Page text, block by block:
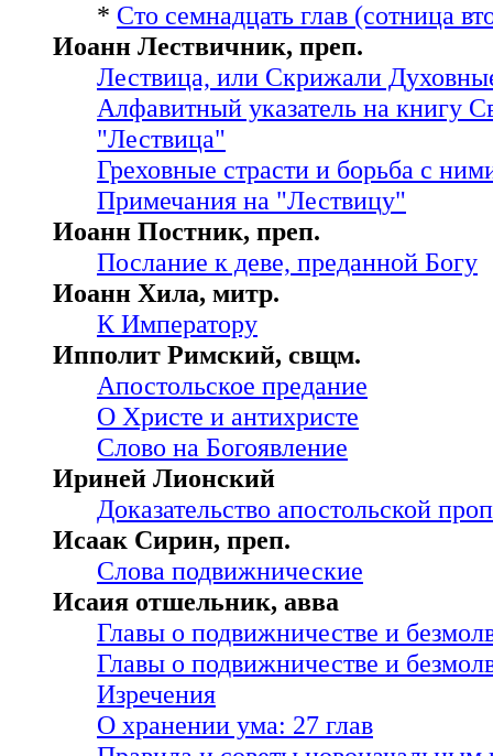
* Сто семнадцать глав (сотница
Иоанн Лествичник, преп.
Лествица, или Скрижали
Алфавитный указатель на книгу
"Лествица"
Греховные страсти и борьба с
Примечания на "Лествицу"
Иоанн Постник, преп.
Послание к деве, преданной Богу
Иоанн Хила, митр.
К Императору
Ипполит Римский, свщм.
Апостольское предание
О Христе и антихристе
Слово на Богоявление
Ириней Лионский
Доказательство апостольской
Исаак Сирин, преп.
Слова подвижнические
Исаия отшельник, авва
Главы о подвижничестве и
Главы о подвижничестве и
Изречения
О хранении ума: 27 глав